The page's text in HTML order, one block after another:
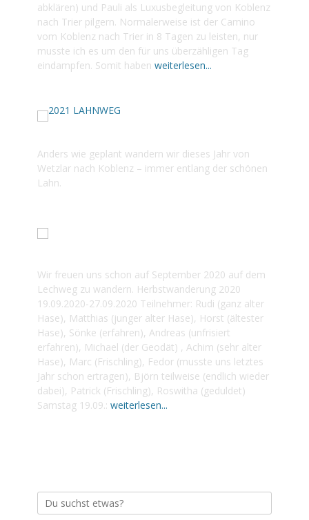
abklären) und Pauli als Luxusbegleitung von Koblenz
nach Trier pilgern. Normalerweise ist der Camino
vom Koblenz nach Trier in 8 Tagen zu leisten, nur
musste ich es um den für uns überzähligen Tag
eindampfen. Somit haben weiterlesen...
Anders wie geplant wandern wir dieses Jahr von
Wetzlar nach Koblenz – immer entlang der schönen
Lahn.
Wir freuen uns schon auf September 2020 auf dem
Lechweg zu wandern. Herbstwanderung 2020
19.09.2020-27.09.2020 Teilnehmer: Rudi (ganz alter
Hase), Matthias (junger alter Hase), Horst (ältester
Hase), Sönke (erfahren), Andreas (unfrisiert
erfahren), Michael (der Geodät) , Achim (sehr alter
Hase), Marc (Frischling), Fedor (musste uns letztes
Jahr schon ertragen), Björn teilweise (endlich wieder
dabei), Patrick (Frischling), Roswitha (geduldet)
Samstag 19.09.: weiterlesen...
Suche
nach: